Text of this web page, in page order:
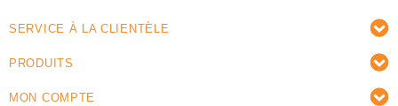
SERVICE À LA CLIENTÈLE
PRODUITS
MON COMPTE